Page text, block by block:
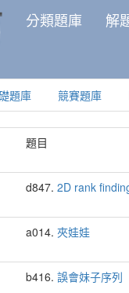
分類題庫 解
題庫 競賽題庫
題目
d847. 2D rank
a014. 夾娃娃
b416. 誤會妹子序列